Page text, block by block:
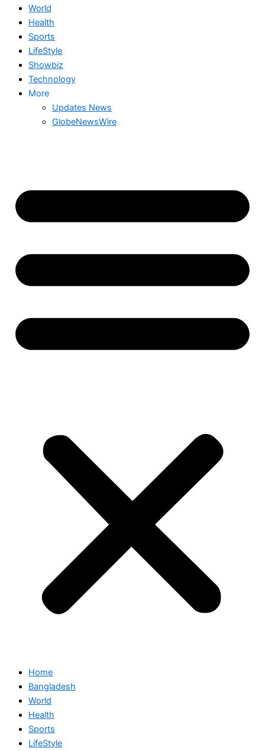
World
Health
Sports
LifeStyle
Showbiz
Technology
More
Updates News
GlobeNewsWire
Home
Bangladesh
World
Health
Sports
LifeStyle